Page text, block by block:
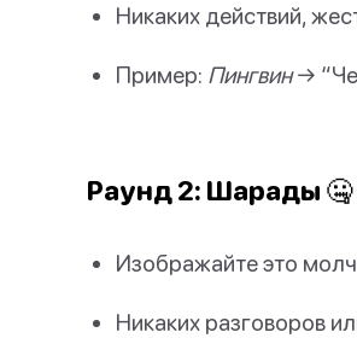
Никаких действий,
Пример: Пингвин→
Раунд 2: Шарады 🤐
Изображайте это
Никаких разговоров